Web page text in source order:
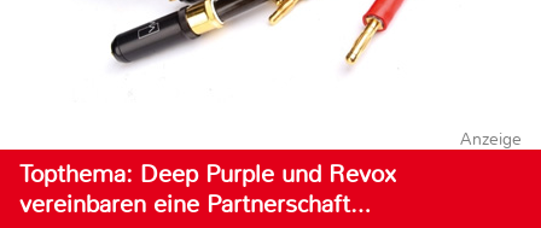
Anzeige
Topthema: Deep Purple und Revox
vereinbaren eine Partnerschaft…